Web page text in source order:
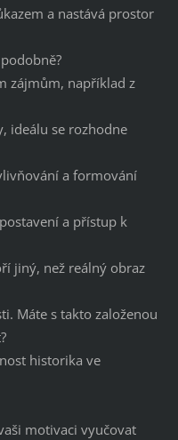
a nastává prostor
zájmům, například z
se rozhodne
a formování
a přístup k
než reálný obraz
s takto založenou
historika ve
motivaci vyučovat